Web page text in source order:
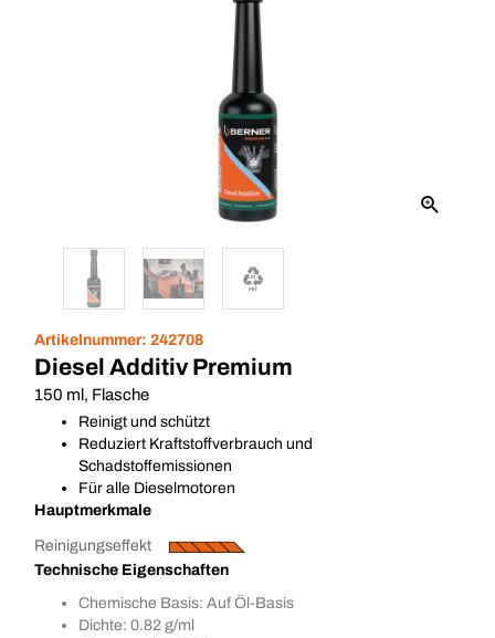
Artikelnummer: 242708
Diesel Additiv Premium
150 ml, Flasche
Reinigt und schützt
Reduziert Kraftstoffverbrauch und
Schadstoffemissionen
Für alle Dieselmotoren
Hauptmerkmale
Reinigungseffekt
Technische Eigenschaften
Chemische Basis: Auf Öl-Basis
Dichte: 0.82 g/ml